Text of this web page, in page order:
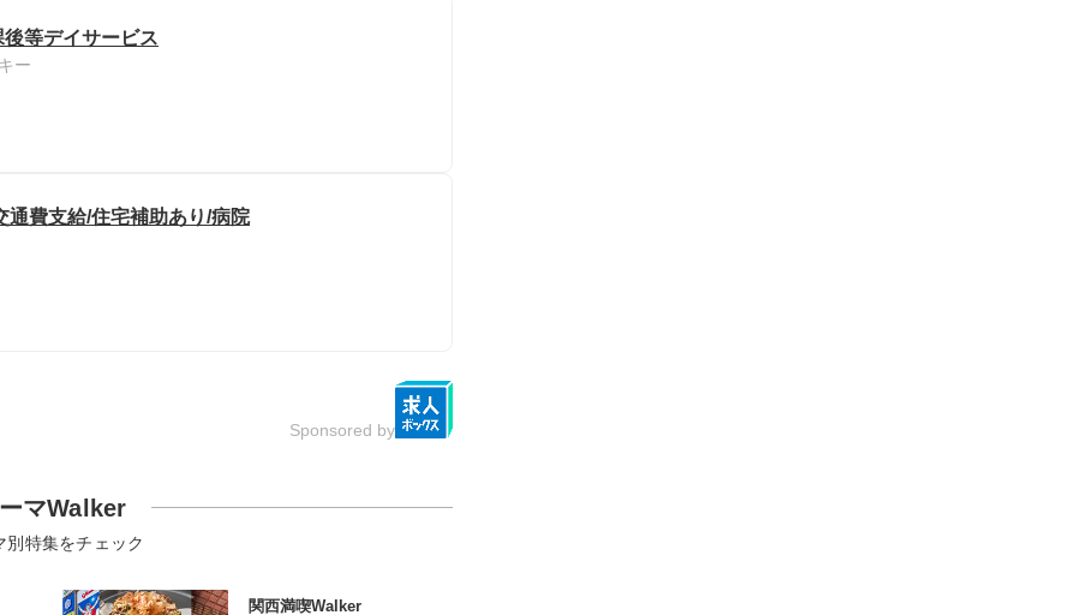
等デイサービス
ー
通費支給/住宅補助あり/病院
Sponsored by
マWalker
別特集をチェック
関西満喫Walker